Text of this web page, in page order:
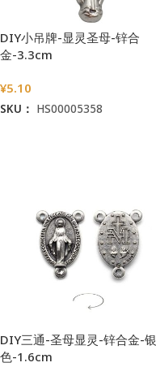
DIY小吊牌-显灵圣母-锌合
金-3.3cm
¥5.10
SKU： HS00005358
DIY三通-圣母显灵-锌合金-银
色-1.6cm